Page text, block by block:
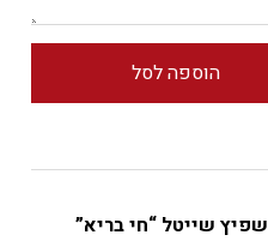
הוספה לסל
שפיץ שייטל “חי בריא”